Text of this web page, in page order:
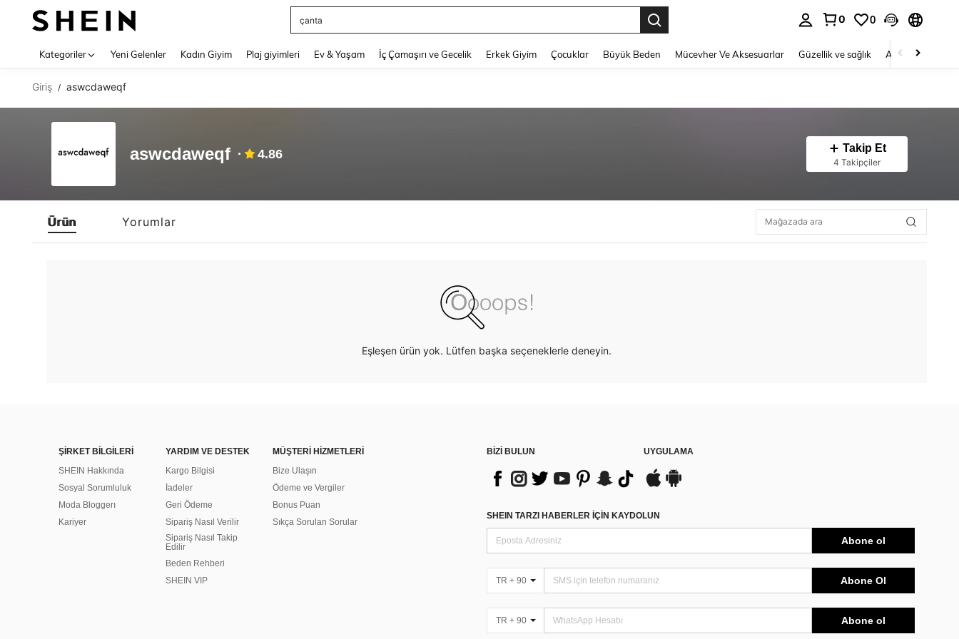
çanta
0 0
Kategoriler Yeni Gelenler Kadın Giyim Plaj giyimleri Ev & Yaşam İç Çamaşırı ve Gecelik Erkek Giyim Çocuklar Büyük Beden Mücevher Ve Aksesuarlar Güzellik ve sağlık Ayakkabı
Giriş / aswcdaweqf
aswcdaweqf 4.86 Takip Et
4 Takipçiler
Ürün Yorumlar
Eşleşen ürün yok. Lütfen başka seçeneklerle deneyin.
ŞİRKET BİLGİLERİ
SHEIN Hakkında
Sosyal Sorumluluk
Moda Bloggerı
Kariyer
YARDIM VE DESTEK
Kargo Bilgisi
İadeler
Geri Ödeme
Sipariş Nasıl Verilir
Sipariş Nasıl Takip
Edilir
Beden Rehberi
SHEIN VIP
MÜŞTERİ HİZMETLERİ
Bize Ulaşın
Ödeme ve Vergiler
Bonus Puan
Sıkça Sorulan Sorular
BİZİ BULUN UYGULAMA
SHEIN TARZI HABERLER IÇIN KAYDOLUN
Abone ol
TR + 90 Abone Ol
TR + 90 Abone ol